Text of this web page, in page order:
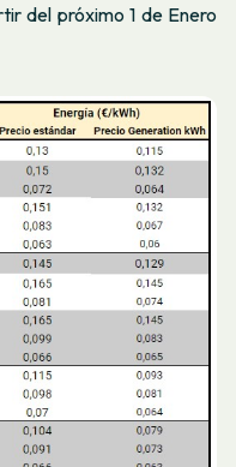
del próximo 1 de Enero